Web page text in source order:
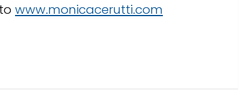
www.monicacerutti.com